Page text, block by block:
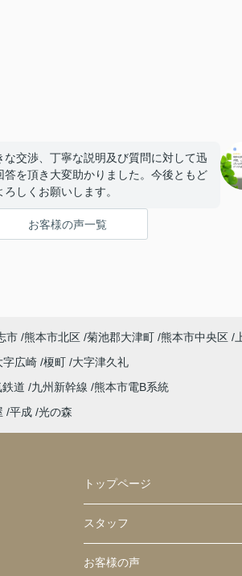
な交渉、丁寧な説明及び質問に対して迅
答を頂き大変助かりました。今後ともど
ろしくお願いします。
お客様の声一覧
市 熊本市北区 菊池郡大津町 熊本市中央区
字広崎 榎町 大字津久礼
道 九州新幹線 熊本市電B系統
平成 光の森
トップページ
スタッフ
お客様の声